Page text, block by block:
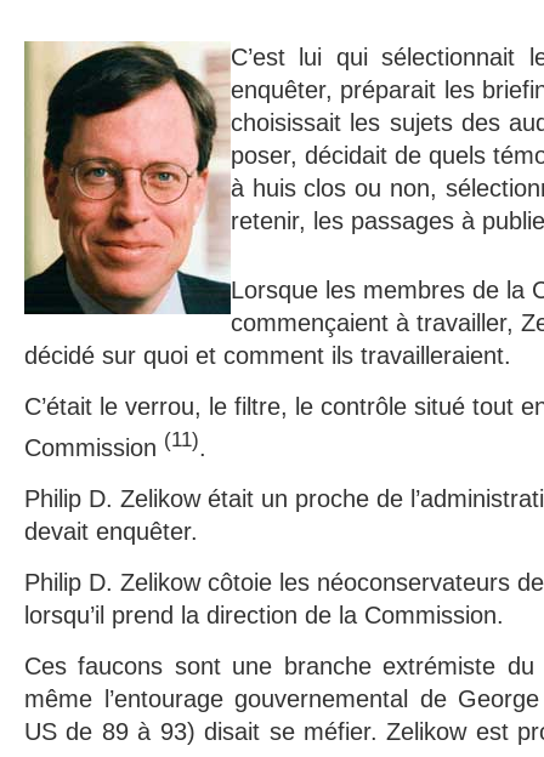
C’est lui qui sélectionnait
enquêter, préparait les
choisissait les sujets des
poser, décidait de quels
à huis clos ou non,
retenir, les passages à
Lorsque les membres de la
commençaient à travailler,
décidé sur quoi et comment ils travailleraient.
C’était le verrou, le filtre, le contrôle situé tout
Commission (11).
Philip D. Zelikow était un proche de
devait enquêter.
Philip D. Zelikow côtoie les néoconservateurs
lorsqu’il prend la direction de la Commission.
Ces faucons sont une branche extrémiste
même l’entourage gouvernemental de
US de 89 à 93) disait se méfier. Zelikow est